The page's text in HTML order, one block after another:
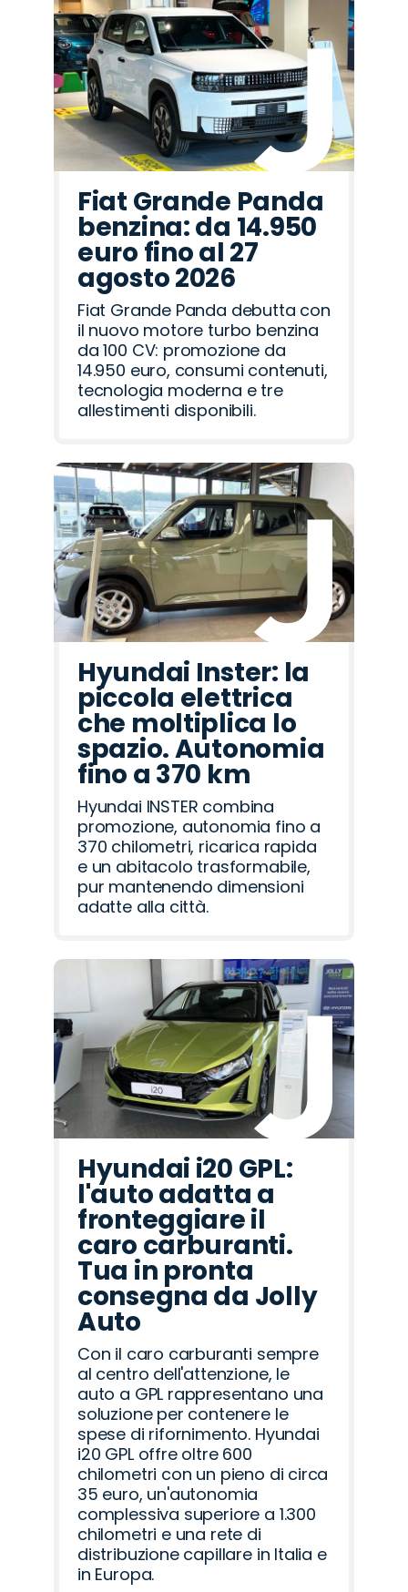
Fiat Grande Panda
benzina: da 14.950
euro fino al 27
agosto 2026
Fiat Grande Panda debutta con
il nuovo motore turbo benzina
da 100 CV: promozione da
14.950 euro, consumi contenuti,
tecnologia moderna e tre
allestimenti disponibili.
Hyundai Inster: la
piccola elettrica
che moltiplica lo
spazio. Autonomia
fino a 370 km
Hyundai INSTER combina
promozione, autonomia fino a
370 chilometri, ricarica rapida
e un abitacolo trasformabile,
pur mantenendo dimensioni
adatte alla città.
Hyundai i20 GPL:
l'auto adatta a
fronteggiare il
caro carburanti.
Tua in pronta
consegna da Jolly
Auto
Con il caro carburanti sempre
al centro dell'attenzione, le
auto a GPL rappresentano una
soluzione per contenere le
spese di rifornimento. Hyundai
i20 GPL offre oltre 600
chilometri con un pieno di circa
35 euro, un'autonomia
complessiva superiore a 1.300
chilometri e una rete di
distribuzione capillare in Italia e
in Europa.